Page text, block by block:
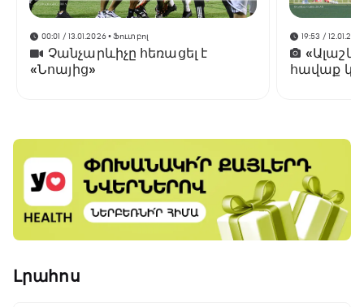
00:01 / 13.01.2026• Ֆուտբոլ
Չանչարևիչը հեռացել է
«Նոայից»
19:53 /
հավաք
Լրահոս